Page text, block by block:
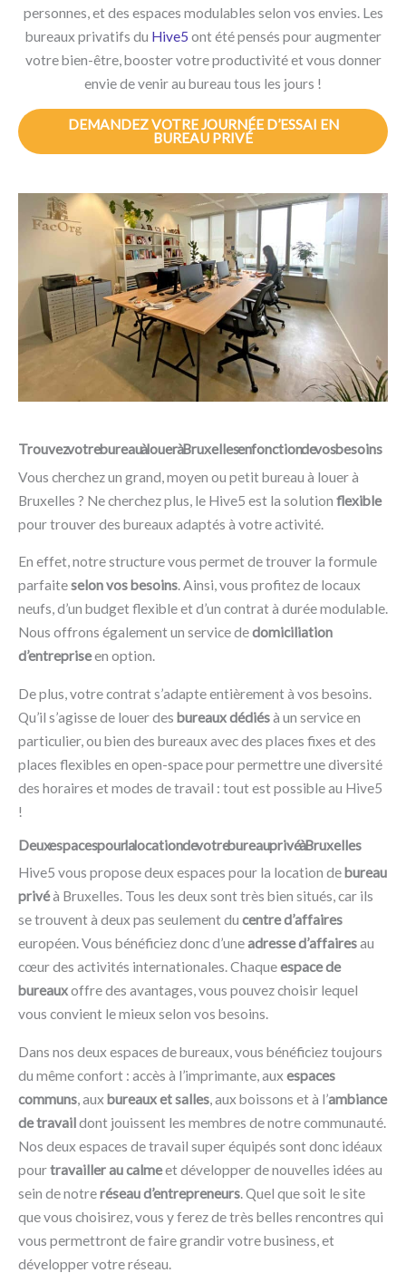
personnes, et des espaces modulables selon vos envies. Les
bureaux privatifs du Hive5 ont été pensés pour augmenter
votre bien-être, booster votre productivité et vous donner
envie de venir au bureau tous les jours !
DEMANDEZ VOTRE JOURNÉE D’ESSAI EN
BUREAU PRIVÉ
Trouvez votre bureau à louer à Bruxelles en fonction de vos besoins
Vous cherchez un grand, moyen ou petit bureau à louer à
Bruxelles ? Ne cherchez plus, le Hive5 est la solution flexible
pour trouver des bureaux adaptés à votre activité.
En effet, notre structure vous permet de trouver la formule
parfaiteselon vos besoins. Ainsi, vous profitez de locaux
neufs, d’un budget flexible et d’un contrat à durée modulable.
Nous offrons également un service dedomiciliation
d’entrepriseen option.
De plus, votre contrat s’adapte entièrement à vos besoins.
Qu’il s’agisse de louer des bureaux dédiésà un service en
particulier, ou bien des bureaux avec des places fixes et des
places flexibles en open-space pour permettre une diversité
des horaires et modes de travail : tout est possible au Hive5
!
Deux espaces pour la location de votre bureau privé à Bruxelles
Hive5 vous propose deux espaces pour la location debureau
privéà Bruxelles. Tous les deux sont très bien situés, car ils
se trouvent à deux pas seulement du centre d’affaires
européen. Vous bénéficiez donc d’uneadresse d’affairesau
cœur des activités internationales. Chaqueespace de
bureauxoffre des avantages, vous pouvez choisir lequel
vous convient le mieux selon vos besoins.
Dans nos deux espaces de bureaux, vous bénéficiez toujours
du même confort : accès à l’imprimante, aux espaces
communs, aux bureaux et salles, aux boissons et à l’ambiance
de travaildont jouissent les membres de notre communauté.
Nos deux espaces de travail super équipés sont donc idéaux
pourtravailler au calmeet développer de nouvelles idées au
sein de notreréseau d’entrepreneurs. Quel que soit le site
que vous choisirez, vous y ferez de très belles rencontres qui
vous permettront de faire grandir votre business, et
développer votre réseau.